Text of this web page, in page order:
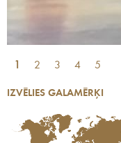
1 2 3 4 5
IZVĒLIES GALAMĒRĶI